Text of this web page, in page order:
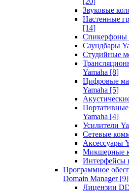
Звуковые
Настенные
[14]
Спикерфоны
Саундбары
Студийные
Yamaha [8]
Цифровые
Yamaha [5]
Портативные
Yamaha [4]
Усилители
Сетевые
Аксессуары
Микшерные
Интерфейсы
Программное
Domain Manager [9]
Лицензии